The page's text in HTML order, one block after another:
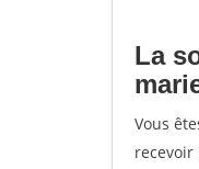
La
Vous
recevoir